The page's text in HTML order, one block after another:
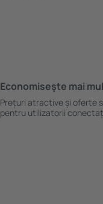
Economiseşte mai
Prețuri atractive și oferte
pentru utilizatorii